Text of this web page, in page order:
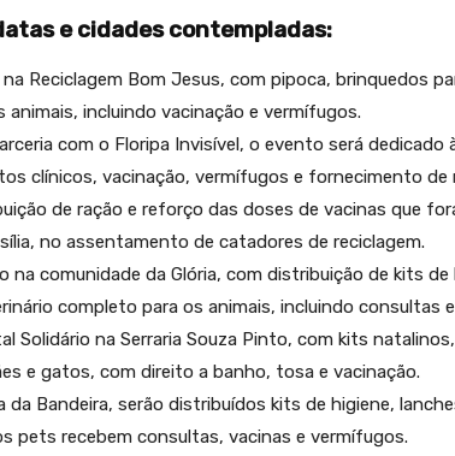
e cidades contempladas:
Reciclagem Bom Jesus, com pipoca, brinquedos
incluindo vacinação e vermífugos.
com o Floripa Invisível, o evento será dedicado
clínicos, vacinação, vermífugos e fornecimento de
de ração e reforço das doses de vacinas que
no assentamento de catadores de reciclagem.
na comunidade da Glória, com distribuição de kits de
completo para os animais, incluindo consultas
Solidário na Serraria Souza Pinto, com kits
e gatos, com direito a banho, tosa e vacinação.
da Bandeira, serão distribuídos kits de higiene,
pets recebem consultas, vacinas e vermífugos.